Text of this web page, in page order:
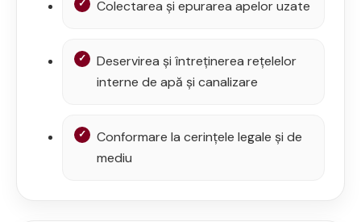
Colectarea și epurarea apelor uzate
Deservirea și întreținerea rețelelor
interne de apă și canalizare
Conformare la cerințele legale și de
mediu